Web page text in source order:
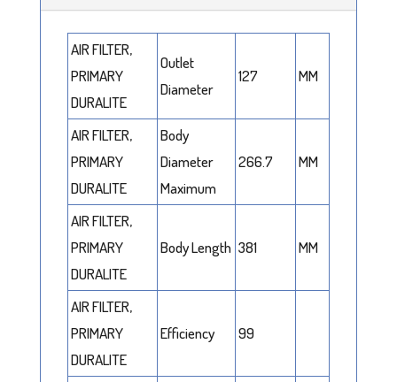
AIR FILTER,
PRIMARY
DURALITE
Outlet
Diameter
127 MM
AIR FILTER,
PRIMARY
DURALITE
Body
Diameter
Maximum
266.7 MM
AIR FILTER,
PRIMARY
DURALITE
Body Length 381 MM
AIR FILTER,
PRIMARY
DURALITE
Efficiency 99